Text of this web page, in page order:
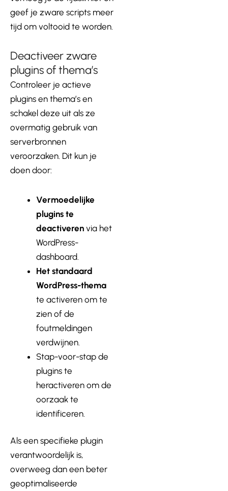
geef je zware scripts meer
tijd om voltooid te worden.
Deactiveer zware
plugins of thema’s
Controleer je actieve
plugins en thema’s en
schakel deze uit als ze
overmatig gebruik van
serverbronnen
veroorzaken. Dit kun je
doen door:
Vermoedelijke
plugins te
deactiveren via het
WordPress-
dashboard.
Het standaard
WordPress-thema
te activeren om te
zien of de
foutmeldingen
verdwijnen.
Stap-voor-stap de
plugins te
heractiveren om de
oorzaak te
identificeren.
Als een specifieke plugin
verantwoordelijk is,
overweeg dan een beter
geoptimaliseerde